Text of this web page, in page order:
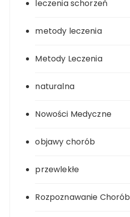
leczenia schorzeń
metody leczenia
Metody Leczenia
naturalna
Nowości Medyczne
objawy chorób
przewlekłe
Rozpoznawanie Chorób